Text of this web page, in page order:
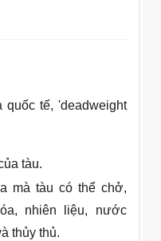
quốc tế, 'deadweight
tàu.
mà tàu có thể chở,
nhiên liệu, nước
thủy thủ.